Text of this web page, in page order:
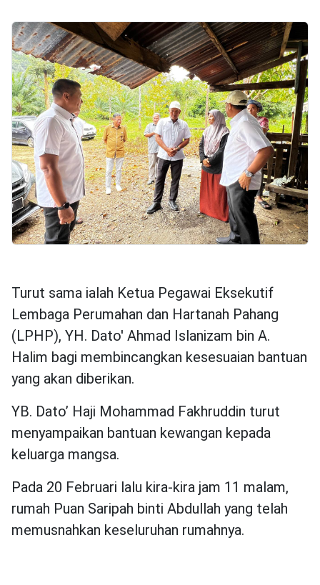
Turut sama ialah Ketua Pegawai Eksekutif
Lembaga Perumahan dan Hartanah Pahang
(LPHP), YH. Dato' Ahmad Islanizam bin A.
Halim bagi membincangkan kesesuaian bantuan
yang akan diberikan.
YB. Dato’ Haji Mohammad Fakhruddin turut
menyampaikan bantuan kewangan kepada
keluarga mangsa.
Pada 20 Februari lalu kira-kira jam 11 malam,
rumah Puan Saripah binti Abdullah yang telah
memusnahkan keseluruhan rumahnya.